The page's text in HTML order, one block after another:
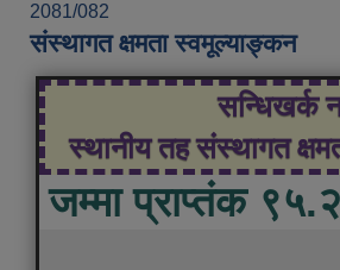
2081/082
संस्थागत क्षमता स्वमूल्याङ्कन
सन्धिखर्क
स्थानीय तह संस्थागत
जम्मा प्राप्तंक